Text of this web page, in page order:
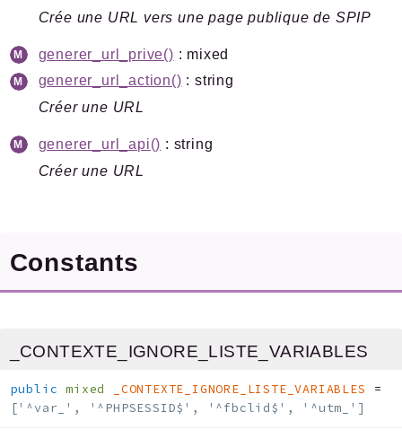
Crée une URL vers une page publique de SPIP
generer_url_prive() : mixed
generer_url_action() : string
Créer une URL
generer_url_api() : string
Créer une URL
Constants
_CONTEXTE_IGNORE_LISTE_VARIABLES
public mixed _CONTEXTE_IGNORE_LISTE_VARIABLES
=
['^var_', '^PHPSESSID$', '^fbclid$', '^utm_']